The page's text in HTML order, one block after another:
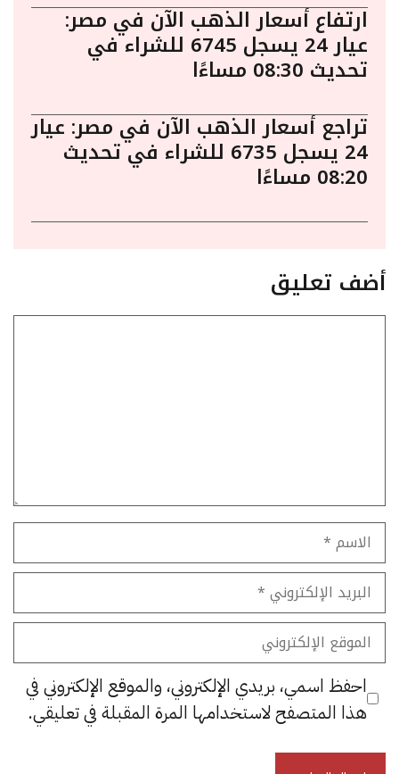
ارتفاع أسعار الذهب الآن في مصر:
عيار 24 يسجل 6745 للشراء في
تحديث 08:30 مساءًا
تراجع أسعار الذهب الآن في مصر: عيار
24 يسجل 6735 للشراء في تحديث
08:20 مساءًا
أضف تعليق
الاسم
البريد
الإلكتروني
الموقع
الإلكتروني
احفظ اسمي، بريدي الإلكتروني، والموقع الإلكتروني في
هذا المتصفح لاستخدامها المرة المقبلة في تعليقي.